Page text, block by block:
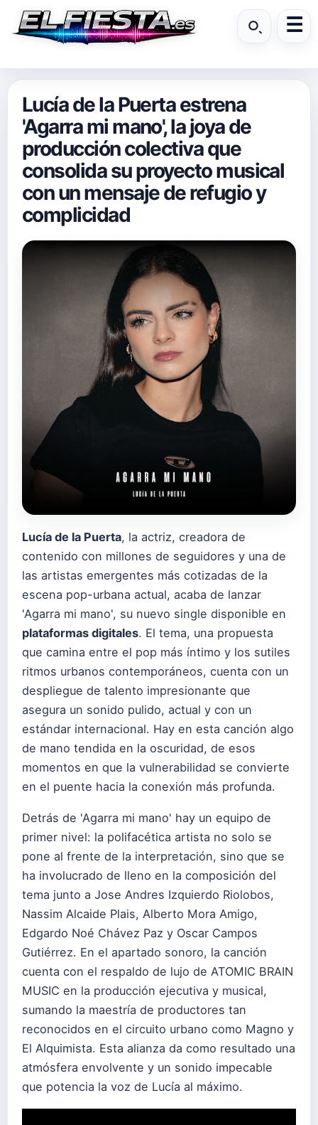
Lucía de la Puerta estrena
'Agarra mi mano', la joya de
producción colectiva que
consolida su proyecto musical
con un mensaje de refugio y
complicidad
Lucía de la Puerta, la actriz, creadora de
contenido con millones de seguidores y una de
las artistas emergentes más cotizadas de la
escena pop-urbana actual, acaba de lanzar
'Agarra mi mano', su nuevo single disponible en
plataformas digitales. El tema, una propuesta
que camina entre el pop más íntimo y los sutiles
ritmos urbanos contemporáneos, cuenta con un
despliegue de talento impresionante que
asegura un sonido pulido, actual y con un
estándar internacional. Hay en esta canción algo
de mano tendida en la oscuridad, de esos
momentos en que la vulnerabilidad se convierte
en el puente hacia la conexión más profunda.
Detrás de 'Agarra mi mano' hay un equipo de
primer nivel: la polifacética artista no solo se
pone al frente de la interpretación, sino que se
ha involucrado de lleno en la composición del
tema junto a Jose Andres Izquierdo Riolobos,
Nassim Alcaide Plais, Alberto Mora Amigo,
Edgardo Noé Chávez Paz y Oscar Campos
Gutiérrez. En el apartado sonoro, la canción
cuenta con el respaldo de lujo de ATOMIC BRAIN
MUSIC en la producción ejecutiva y musical,
sumando la maestría de productores tan
reconocidos en el circuito urbano como Magno y
El Alquimista. Esta alianza da como resultado una
atmósfera envolvente y un sonido impecable
que potencia la voz de Lucía al máximo.